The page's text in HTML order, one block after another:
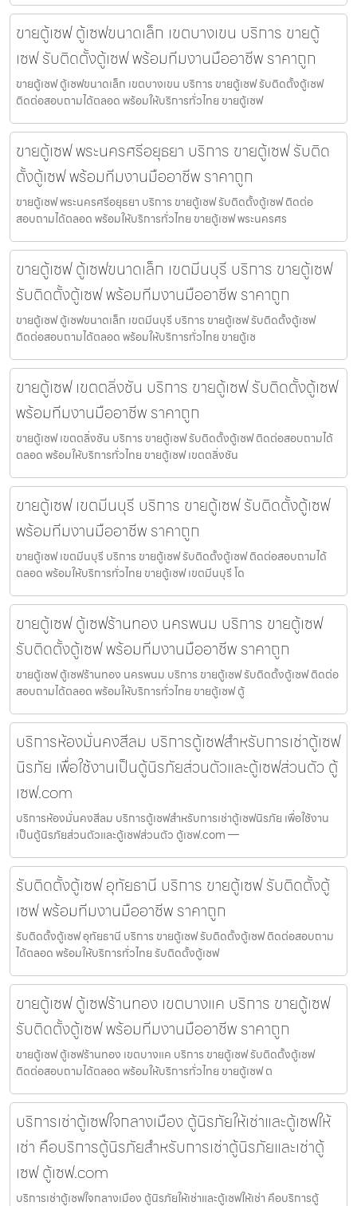
ขายตู้เซฟ ตู้เซฟขนาดเล็ก เขตบางเขน บริการ ขายตู้
เซฟ รับติดตั้งตู้เซฟ พร้อมทีมงานมืออาชีพ ราคาถูก
ขายตู้เซฟ ตู้เซฟขนาดเล็ก เขตบางเขน บริการ ขายตู้เซฟ รับติดตั้งตู้เซฟ
ติดต่อสอบถามได้ตลอด พร้อมให้บริการทั่วไทย ขายตู้เซฟ
ขายตู้เซฟ พระนครศรีอยุธยา บริการ ขายตู้เซฟ รับติด
ตั้งตู้เซฟ พร้อมทีมงานมืออาชีพ ราคาถูก
ขายตู้เซฟ พระนครศรีอยุธยา บริการ ขายตู้เซฟ รับติดตั้งตู้เซฟ ติดต่อ
สอบถามได้ตลอด พร้อมให้บริการทั่วไทย ขายตู้เซฟ พระนครศร
ขายตู้เซฟ ตู้เซฟขนาดเล็ก เขตมีนบุรี บริการ ขายตู้เซฟ
รับติดตั้งตู้เซฟ พร้อมทีมงานมืออาชีพ ราคาถูก
ขายตู้เซฟ ตู้เซฟขนาดเล็ก เขตมีนบุรี บริการ ขายตู้เซฟ รับติดตั้งตู้เซฟ
ติดต่อสอบถามได้ตลอด พร้อมให้บริการทั่วไทย ขายตู้เซ
ขายตู้เซฟ เขตตลิ่งชัน บริการ ขายตู้เซฟ รับติดตั้งตู้เซฟ
พร้อมทีมงานมืออาชีพ ราคาถูก
ขายตู้เซฟ เขตตลิ่งชัน บริการ ขายตู้เซฟ รับติดตั้งตู้เซฟ ติดต่อสอบถามได้
ตลอด พร้อมให้บริการทั่วไทย ขายตู้เซฟ เขตตลิ่งชัน
ขายตู้เซฟ เขตมีนบุรี บริการ ขายตู้เซฟ รับติดตั้งตู้เซฟ
พร้อมทีมงานมืออาชีพ ราคาถูก
ขายตู้เซฟ เขตมีนบุรี บริการ ขายตู้เซฟ รับติดตั้งตู้เซฟ ติดต่อสอบถามได้
ตลอด พร้อมให้บริการทั่วไทย ขายตู้เซฟ เขตมีนบุรี โด
ขายตู้เซฟ ตู้เซฟร้านทอง นครพนม บริการ ขายตู้เซฟ
รับติดตั้งตู้เซฟ พร้อมทีมงานมืออาชีพ ราคาถูก
ขายตู้เซฟ ตู้เซฟร้านทอง นครพนม บริการ ขายตู้เซฟ รับติดตั้งตู้เซฟ ติดต่อ
สอบถามได้ตลอด พร้อมให้บริการทั่วไทย ขายตู้เซฟ ตู้
บริการห้องมั่นคงสีลม บริการตู้เซฟสำหรับการเช่าตู้เซฟ
นิรภัย เพื่อใช้งานเป็นตู้นิรภัยส่วนตัวและตู้เซฟส่วนตัว ตู้
เซฟ.com
บริการห้องมั่นคงสีลม บริการตู้เซฟสำหรับการเช่าตู้เซฟนิรภัย เพื่อใช้งาน
เป็นตู้นิรภัยส่วนตัวและตู้เซฟส่วนตัว ตู้เซฟ.com —
รับติดตั้งตู้เซฟ อุทัยธานี บริการ ขายตู้เซฟ รับติดตั้งตู้
เซฟ พร้อมทีมงานมืออาชีพ ราคาถูก
รับติดตั้งตู้เซฟ อุทัยธานี บริการ ขายตู้เซฟ รับติดตั้งตู้เซฟ ติดต่อสอบถาม
ได้ตลอด พร้อมให้บริการทั่วไทย รับติดตั้งตู้เซฟ
ขายตู้เซฟ ตู้เซฟร้านทอง เขตบางแค บริการ ขายตู้เซฟ
รับติดตั้งตู้เซฟ พร้อมทีมงานมืออาชีพ ราคาถูก
ขายตู้เซฟ ตู้เซฟร้านทอง เขตบางแค บริการ ขายตู้เซฟ รับติดตั้งตู้เซฟ
ติดต่อสอบถามได้ตลอด พร้อมให้บริการทั่วไทย ขายตู้เซฟ ต
บริการเช่าตู้เซฟใจกลางเมือง ตู้นิรภัยให้เช่าและตู้เซฟให้
เช่า คือบริการตู้นิรภัยสำหรับการเช่าตู้นิรภัยและเช่าตู้
เซฟ ตู้เซฟ.com
บริการเช่าตู้เซฟใจกลางเมือง ตู้นิรภัยให้เช่าและตู้เซฟให้เช่า คือบริการตู้